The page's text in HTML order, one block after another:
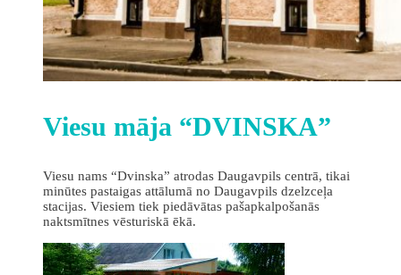
Viesu māja “DVINSKA”
Viesu nams “Dvinska” atrodas Daugavpils centrā, tikai
minūtes pastaigas attālumā no Daugavpils dzelzceļa
stacijas. Viesiem tiek piedāvātas pašapkalpošanās
naktsmītnes vēsturiskā ēkā.